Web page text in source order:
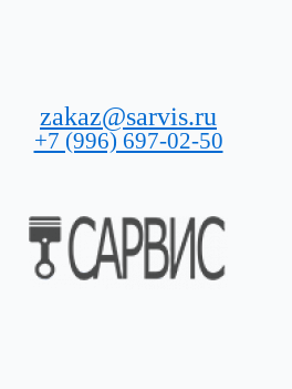
zakaz@sarvis.ru
+7 (996) 697-02-50